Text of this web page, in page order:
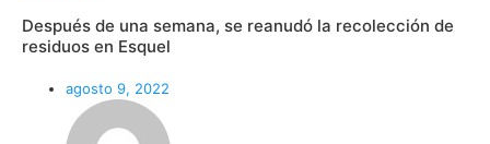
Después de una semana, se reanudó la recolección de
residuos en Esquel
agosto 9, 2022